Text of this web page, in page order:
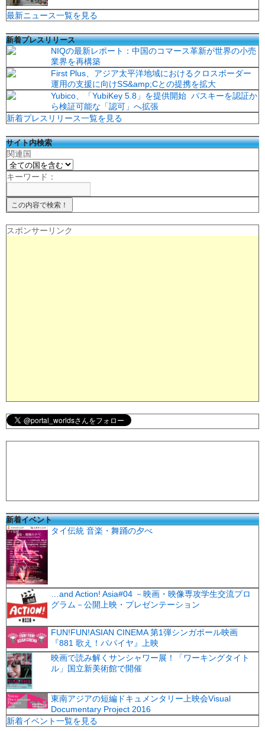
最新ニュース一覧を見る
新着プレスリリース
NIQの最新レポート：中国のコマース革新が世界の小売
業界を再構築
First Plus、アジア太平洋地域におけるクロスボーダー
運用の支援に向けSS&amp;Cとの提携を拡大
Yubico、「YubiKey 5.8」を提供開始 パスキーを認証か
ら検証可能な「認可」へ拡張
新着プレスリリース一覧を見る
サイト内検索
関連国
キーワード：
スポンサーリンク
新着イベント
タイ伝統 音楽・舞踊の夕べ
…and Action! Asia#04 －映画・映像専攻学生交流プロ
グラム－公開上映・プレゼンテーション
FUN!FUN!ASIAN CINEMA 第1弾シンガポール映画
『881 歌え！パパイヤ』上映
映画で読み解くサンシャワー展！「ワーキングタイト
ル」国立新美術館で開催
東南アジアの短編ドキュメンタリー上映会Visual
Documentary Project 2016
新着イベント一覧を見る